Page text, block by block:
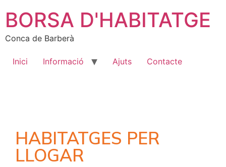
BORSA D'HABITATGE
Conca de Barberà
Inici Informació Ajuts Contacte
HABITATGES PER
LLOGAR